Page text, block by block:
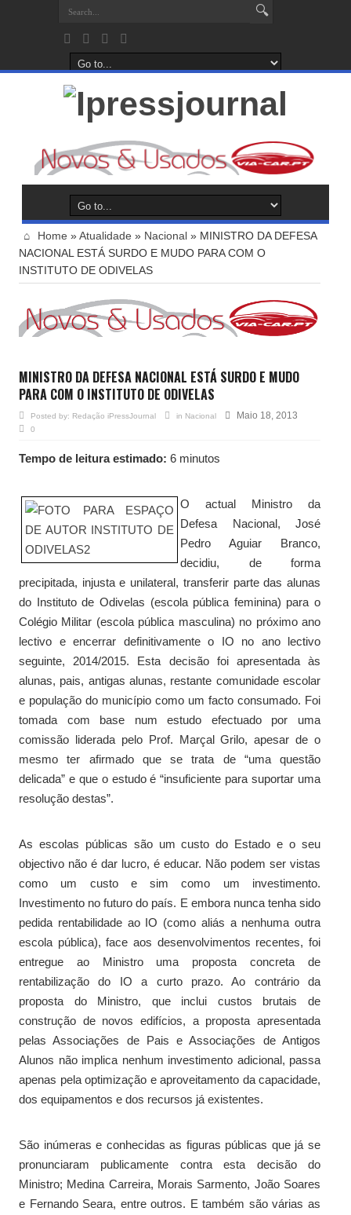
Home »Atualidade » Nacional » MINISTRO DA DEFESA
NACIONAL ESTÁ SURDO E MUDO PARA COM O
INSTITUTO DE ODIVELAS
MINISTRO DA DEFESA NACIONAL ESTÁ SURDO E MUDO
PARA COM O INSTITUTO DE ODIVELAS
Posted by: Redação iPressJournal in Nacional Maio 18, 2013
0
Tempo de leitura estimado: 6 minutos
O actual Ministro da
Defesa Nacional, José
Pedro Aguiar Branco,
decidiu, de forma
precipitada, injusta e unilateral, transferir parte das alunas
do Instituto de Odivelas (escola pública feminina) para o
Colégio Militar (escola pública masculina) no próximo ano
lectivo e encerrar definitivamente o IO no ano lectivo
seguinte, 2014/2015. Esta decisão foi apresentada às
alunas, pais, antigas alunas, restante comunidade escolar
e população do município como um facto consumado. Foi
tomada com base num estudo efectuado por uma
comissão liderada pelo Prof. Marçal Grilo, apesar de o
mesmo ter afirmado que se trata de “uma questão
delicada” e que o estudo é “insuficiente para suportar uma
resolução destas”.
As escolas públicas são um custo do Estado e o seu
objectivo não é dar lucro, é educar. Não podem ser vistas
como um custo e sim como um investimento.
Investimento no futuro do país. E embora nunca tenha sido
pedida rentabilidade ao IO (como aliás a nenhuma outra
escola pública), face aos desenvolvimentos recentes, foi
entregue ao Ministro uma proposta concreta de
rentabilização do IO a curto prazo. Ao contrário da
proposta do Ministro, que inclui custos brutais de
construção de novos edifícios, a proposta apresentada
pelas Associações de Pais e Associações de Antigos
Alunos não implica nenhum investimento adicional, passa
apenas pela optimização e aproveitamento da capacidade,
dos equipamentos e dos recursos já existentes.
São inúmeras e conhecidas as figuras públicas que já se
pronunciaram publicamente contra esta decisão do
Ministro; Medina Carreira, Morais Sarmento, João Soares
e Fernando Seara, entre outros. E também são várias as